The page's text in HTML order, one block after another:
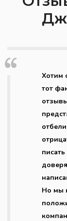
Хотим
тот
Но мы